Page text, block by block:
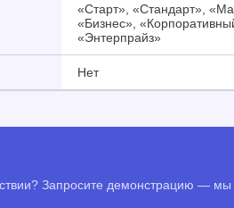
«Старт», «Стандарт»,
«Бизнес»,
«Энтерпрайз»
Нет
Запросите демонстрацию —